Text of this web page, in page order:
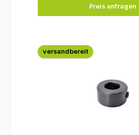
Preis anfragen
versandbereit